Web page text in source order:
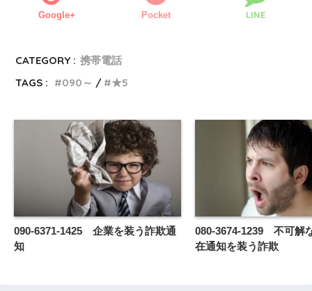
Google+ Pocket LINE
CATEGORY : 携帯電話
TAGS :
090～ ★5
090-6371-1425 企業を装う詐欺通
知
080-3674-1239 不可解
在通知を装う詐欺